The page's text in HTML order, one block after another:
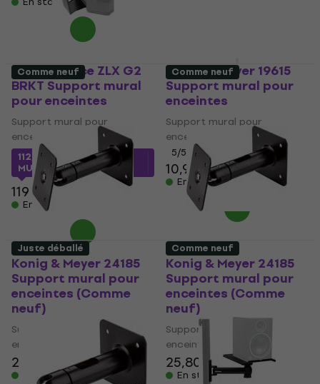
Electro Voice ZLX G2
BRKT Support mural
pour enceintes
Support mural pour
enceintes
112,20 € avec le code
MUZMUZ-5
119 €
En stock
Konig & Meyer 19615
Support mural pour
enceintes
Support mural pour
enceintes
5/5
10,90 €11,20 €
En stock
Comme neuf
Konig & Meyer 24185
Support mural pour
enceintes (Comme
neuf)
Support mural pour
enceintes
25,80 € 26,73 €
En stock
Comme neuf
Konig & Meyer 24185
Support mural pour
enceintes (Comme
neuf)
Support mural pour
enceintes
25,80 €26,73 €
En stock
Juste déballé Comme neuf